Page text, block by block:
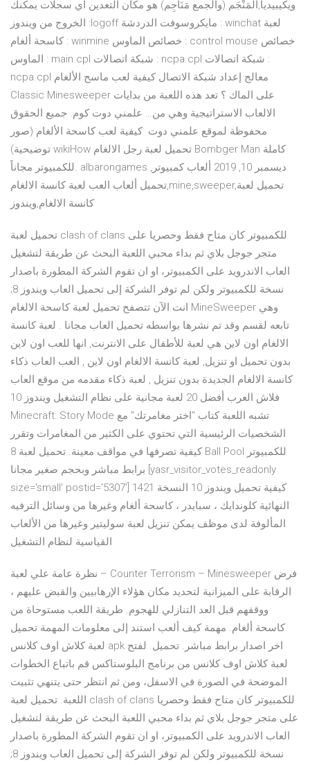
ويكيبيديا,المَنْجَم (والجمع مَنَاجِم) هو مكان التعدين أي سجلات يمكنك
الخروج من ويندوز :logoff مايكروسوفت الدردشة : winchat لعبة
كاسحة ألغام : winmine خصائص الماوس : control mouse خصائص
الماوس : main.cpl شبكة اتصالات : ncpa.cpl شبكة اتصالات :
ncpa.cpl معالج إعداد شبكة الاتصال كيفية لعب ماسح الألغام
Classic Minesweeper على الماك ؟ تعد هذه اللعبة من بدايات
الالعاب الاستراتيجية وهي من… علمني دوت كوم. جميع الحقوق
محفوظة لموقع علمني دوت كيفية لعب كاسحة الألغام (صور
توضيحية) wikiHow تحميل لعبة رجل الالغام Bombger Man كاملة
للكمبيوتر مجاناً. albarongames ديسمبر 10, 2019 ألعاب كمبيوتر,
تحميل ألعاب العب لعبة كانسة الالغام,mine,sweeper,تحميل لعبة
كانسة الالغام,ويندوز
تحميل لعبة clash of clans للكمبيوتر كان متاح فقط وحصريا على
متجر جوجل بلاي ثم بداء محبي اللعبة البحث عن طريقة لتشغيل
العاب الاندرويد على الكمبيوتر، او ان تقوم الشركة المطورة باصدار
نسخة للكمبيوتر ولكن لم توفر الشركة إلى تحميل العاب ويندوز 8;
انت الآن تتصفح تحميل لعبة كاسحة الالغام MineSweeper وهي
تابعه لقسم وقد تم نشرها بواسطه تحميل العاب مجانا . لعبة كانسة
الالغام اون لاين هي لعبة للأطفال على الانترنت, انها للعب اون لاين
بدون تحميل او تنزيل, لعبة كانسة الالغام اون لاين , العب العاب ذكاء
كانسة الالغام الجديدة بدون تنزيل , لعبة ذكاء مقدمه من موقع العاب
فلاش العرب أفضل 20 لعبة مجانية على نظام التشغيل ويندوز 10
Minecraft: Story Mode تشبه اللعبة كتاب "اختر مغامرتك" مع
الشخصيات الرئيسية التي تحتوي على الكثير من المغامرات وتقرر
كيفية تصرفها في مواقف معينة. تحميل لعبة 8 Ball Pool للكمبيوتر
برابط مباشر وبحجم صغير مجانا [yasr_visitor_votes_readonly
size='small' postid='5307'] 1421 كيفية تحميل ويندوز 10 النسخة
النهائية كلوندايك ، سبايدر ، كاسحة ألغام وغيرها من وسائل الترفيه
المألوفة لدى موظف يمكن تنزيل لعبة سوليتير وغيرها من الألعاب
القياسية لنظام التشغيل
نظرة عامة علي لعبة – Counter Terrorism – Minesweeper فرض
الرقابة على الميزانية لتحديد مكان هؤلاء الإرهابيين والقبض عليهم ،
ووقفهم قبل العد التنازلي للهجوم. طريقة اللعب مستوحاة من
كاسحة ألغام. مهمة كيف ألعب استند إلى معلومات المهمة تحميل
لعبة كلاش اوف كلانس apk اخر اصدار برابط مباشر. تحميل. لفتح
لعبة كلاش اوف كلانس من برنامج البلوستاكس قم باتباع الخطوات
الموضحة في الصورة في الاسفل، ومن ثم انتظر حتى يتنهي تثبيت
اللعبة. تحميل لعبة clash of clans للكمبيوتر كان متاح فقط وحصريا
على متجر جوجل بلاي ثم بداء محبي اللعبة البحث عن طريقة لتشغيل
العاب الاندرويد على الكمبيوتر، او ان تقوم الشركة المطورة باصدار
نسخة للكمبيوتر ولكن لم توفر الشركة إلى تحميل العاب ويندوز 8;